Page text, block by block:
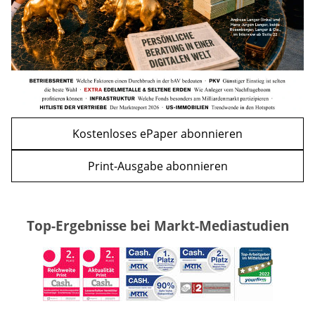
Kostenloses ePaper abonnieren
Print-Ausgabe abonnieren
Top-Ergebnisse bei Markt-Mediastudien